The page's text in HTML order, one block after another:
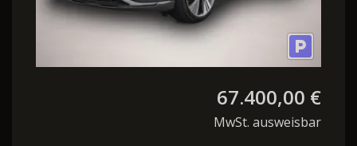
67.400,00 €
MwSt. ausweisbar